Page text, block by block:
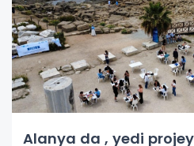
Alanya da , yedi